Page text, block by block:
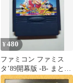
¥480
ファミコン ファミス
タ’89開幕版 -B- まとめ
買い大歓迎